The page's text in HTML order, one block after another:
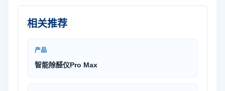
相关推荐
产品
智能除醛仪Pro Max